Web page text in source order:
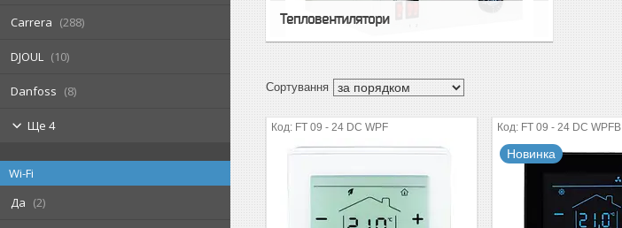
Carrera 288
DJOUL 10
Danfoss 8
Ще 4
Wi-Fi
Да
2
Тепловентилятори
FT 09 - 24 DC WPF FT 09 - 24 DC WPFB
Новинка